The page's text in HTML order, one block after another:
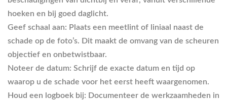
hoeken en bij goed daglicht.
Geef schaal aan: Plaats een meetlint of liniaal naast de
schade op de foto’s. Dit maakt de omvang van de scheuren
objectief en onbetwistbaar.
Noteer de datum: Schrijf de exacte datum en tijd op
waarop u de schade voor het eerst heeft waargenomen.
Houd een logboek bij: Documenteer de werkzaamheden in